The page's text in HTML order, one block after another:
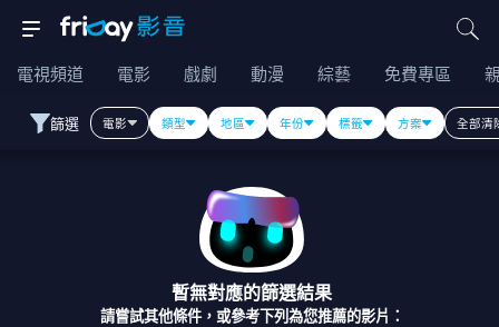
電視頻道 電影 戲劇 動漫 綜藝 免費專區
篩選 電影 類型 地區 年份 標籤 方案 全部清
暫無對應的篩選結果
請嘗試其他條件，或參考下列為您推薦的影片：